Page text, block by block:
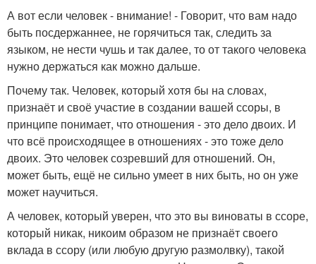
А вот если человек - внимание! - Говорит, что вам надо
быть посдержаннее, не горячиться так, следить за
языком, не нести чушь и так далее, то от такого человека
нужно держаться как можно дальше.
Почему так. Человек, который хотя бы на словах,
признаёт и своё участие в создании вашей ссоры, в
принципе понимает, что отношения - это дело двоих. И
что всё происходящее в отношениях - это тоже дело
двоих. Это человек созревший для отношений. Он,
может быть, ещё не сильно умеет в них быть, но он уже
может научиться.
А человек, который уверен, что это вы виноваты в ссоре,
который никак, никоим образом не признаёт своего
вклада в ссору (или любую другую размолвку), такой